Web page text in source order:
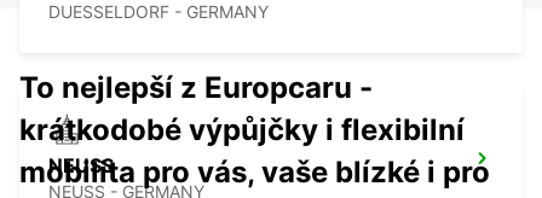
DUESSELDORF - GERMANY
NEUSS
NEUSS - GERMANY
To nejlepší z Europcaru -
krátkodobé výpůjčky i flexibilní
mobilita pro vás, vaše blízké i pro